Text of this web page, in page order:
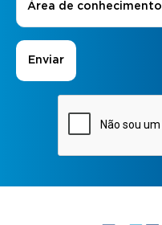
Área de conhecimento